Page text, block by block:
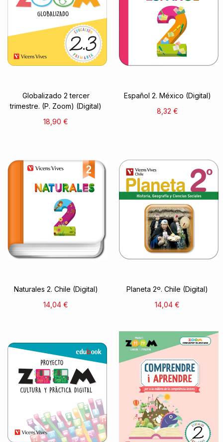
Globalizado 2 tercer
trimestre. (P. Zoom) (Digital)
18,90 €
Español 2. México (Digital)
8,32 €
Naturales 2. Chile (Digital)
14,04 €
Planeta 2º. Chile (Digital)
14,04 €